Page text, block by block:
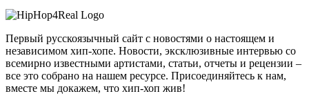
Первый русскоязычный сайт с новостями о настоящем и
независимом хип-хопе. Новости, эксклюзивные интервью со
всемирно известными артистами, статьи, отчеты и рецензии –
все это собрано на нашем ресурсе. Присоединяйтесь к нам,
вместе мы докажем, что хип-хоп жив!